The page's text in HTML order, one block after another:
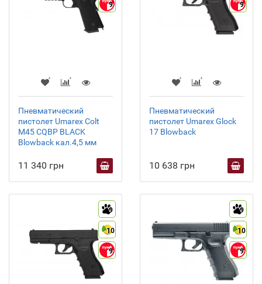
9
Пневматический
пистолет Umarex Colt
M45 CQBP BLACK
Blowback кал.4,5 мм
11 340 грн
9
Пневматический
пистолет Umarex Glock
17 Blowback
10 638 грн
9
10
9
9
10
9